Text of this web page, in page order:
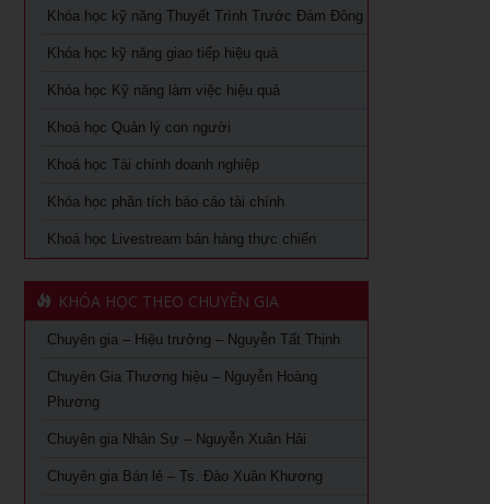
Khoá học Nhân tướng học nâng cao trong quản trị nhân
Khoá học Xem chỉ tay biết người
Khoá học quản lý con người
Khoá học Quản Trị Trải Nghiệm Khách Hàng
Ứng dụng AI trong bán hàng – Cách mạng hoá ngành bán
Khoá học Livestream bán hàng chuyên nghiệp từ A – Z
phẩm
Khóa Học đào tạo giảng viên nội bộ tại TPHCM
Khóa Học Quản Đốc Sản Xuất Tại TPHCM
Khóa Học Phong Thủy Chuyên Sâu Tại TPHCM
Khóa học phong thủy cho doanh nhân tại TPHCM
Khóa Học Giám Đốc Toàn Diện tại TPHCM
Khóa Học CEO – Giám Đốc Điều Hành tại TPHCM
Khóa Học Giám Đốc Tài Chính tại TPHCM
Khóa học Giám Đốc Nhân Sự tại TPHCM
Khoá Học Giám Đốc Kinh Doanh tại TPHCM
Khóa học kỹ năng Thuyết Trình Trước Đám Đông
Khóa học kỹ năng giao tiếp hiệu quả
Khóa học Kỹ năng làm việc hiệu quả
Khoá học Quản lý con người
Khoá học Tài chính doanh nghiệp
Khóa học phân tích báo cáo tài chính
Khoá học Livestream bán hàng thực chiến
KHÓA HỌC THEO CHUYÊN GIA
Chuyên gia – Hiệu trưởng – Nguyễn Tất Thịnh
Chuyên Gia Thương hiệu – Nguyễn Hoàng
Phương
Chuyên gia Nhân Sự – Nguyễn Xuân Hải
Chuyên gia Bán lẻ – Ts. Đào Xuân Khương